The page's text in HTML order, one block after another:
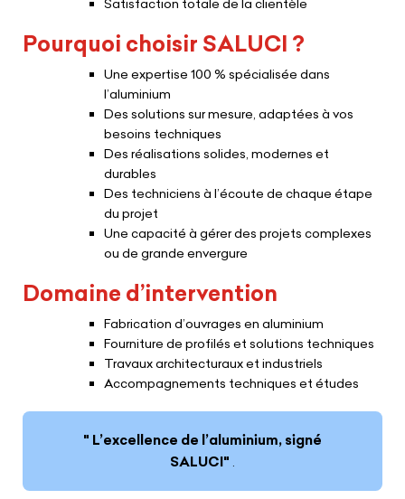
Pourquoi choisir SALUCI ?
Une expertise 100 % spécialisée dans
l’aluminium
Des solutions sur mesure, adaptées à vos
besoins techniques
Des réalisations solides, modernes et
durables
Des techniciens à l’écoute de chaque étape
du projet
Une capacité à gérer des projets complexes
ou de grande envergure
Domaine d’intervention
Fabrication d’ouvrages en aluminium
Fourniture de profilés et solutions techniques
Travaux architecturaux et industriels
Accompagnements techniques et études
" L’excellence de l’aluminium, signé
SALUCI"